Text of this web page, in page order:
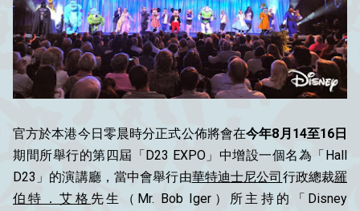
官方於本港今日零晨時分正式公佈將會在今年8月14至16日
期間所舉行的第四屆「D23 EXPO」中增設一個名為「Hall
D23」的演講廳，當中會舉行由華特迪士尼公司 行政總裁羅
伯特．艾格 先生（Mr. Bob Iger）所主持的「Disney